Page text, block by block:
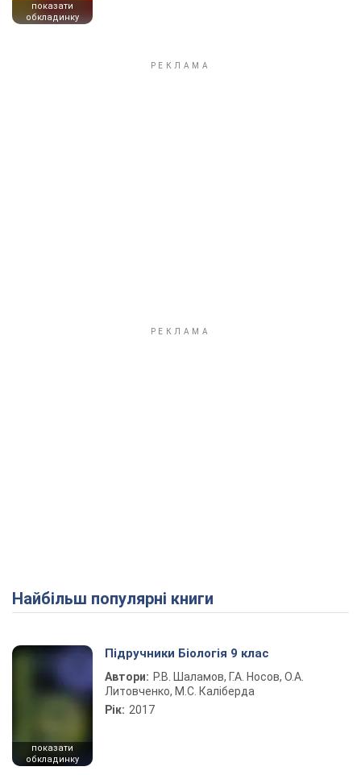
показати
обкладинку
Найбільш популярні книги
показати
обкладинку
Підручники Біологія 9 клас
Автори: Р.В. Шаламов, Г.А. Носов, О.А.
Литовченко, М.С. Каліберда
Рік: 2017